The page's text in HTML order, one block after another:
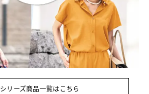
シリーズ商品一覧はこちら